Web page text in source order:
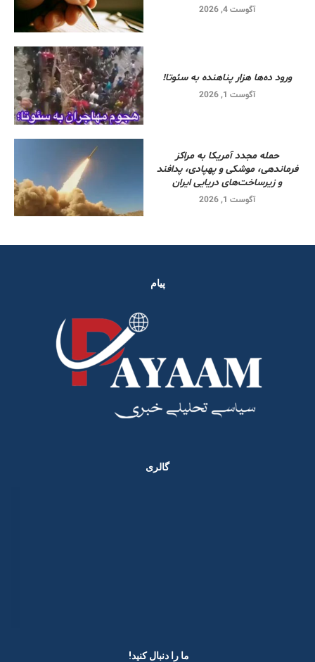
آگوست 4, 2026
ورود ده‌ها هزار پناهنده به سئوتا!
آگوست 1, 2026
حمله مجدد آمریکا به مراکز
فرماندهی، موشکی و پهپادی، پدافند
و زیرساخت‌های دریایی ایران
آگوست 1, 2026
پیام
گالری
ما را دنبال کنید! ​